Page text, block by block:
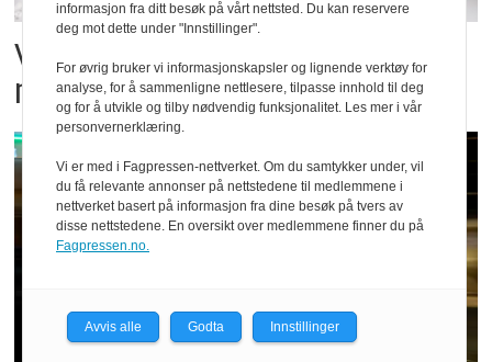
Vil vokse i brusmarkedet
med Dr Pepper
informasjon fra ditt besøk på vårt nettsted. Du kan reservere
deg mot dette under "Innstillinger".
For øvrig bruker vi informasjonskapsler og lignende verktøy for
analyse, for å sammenligne nettlesere, tilpasse innhold til deg
og for å utvikle og tilby nødvendig funksjonalitet. Les mer i vår
personvernerklæring.
Vi er med i Fagpressen-nettverket. Om du samtykker under, vil
du få relevante annonser på nettstedene til medlemmene i
nettverket basert på informasjon fra dine besøk på tvers av
disse nettstedene. En oversikt over medlemmene finner du på
Fagpressen.no.
Avvis alle Godta Innstillinger